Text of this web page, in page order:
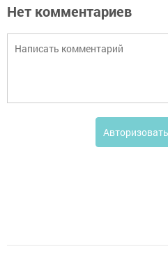
Нет комментариев